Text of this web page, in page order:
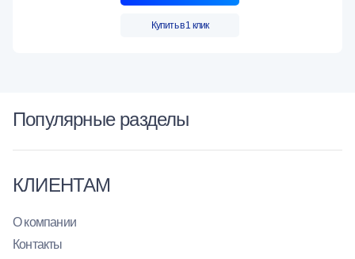
Купить в 1 клик
Популярные разделы
КЛИЕНТАМ
О компании
Контакты